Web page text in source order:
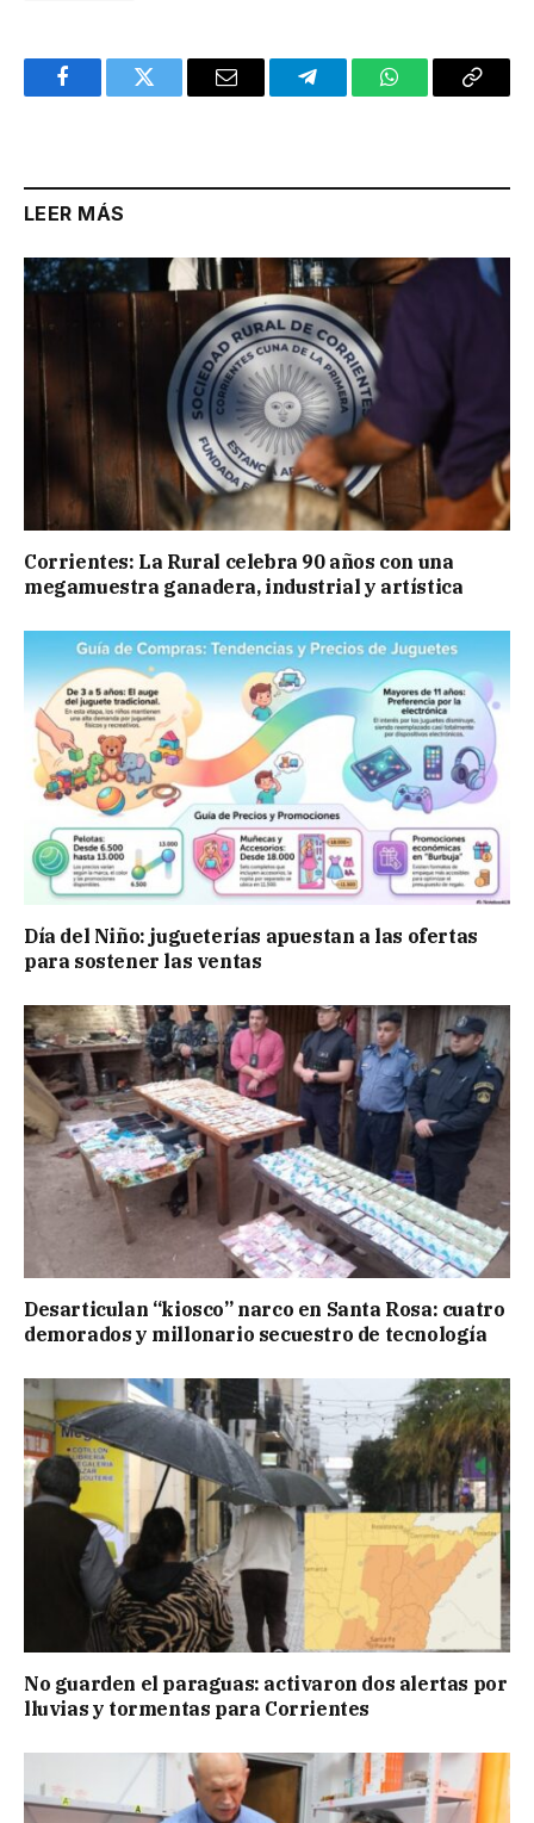
FacebookTwitter Email TelegramWhatsAppCopy
LEER MÁS
Corrientes: La Rural celebra 90 años con una
megamuestra ganadera, industrial y artística
Día del Niño: jugueterías apuestan a las ofertas
para sostener las ventas
Desarticulan “kiosco” narco en Santa Rosa: cuatro
demorados y millonario secuestro de tecnología
No guarden el paraguas: activaron dos alertas por
lluvias y tormentas para Corrientes